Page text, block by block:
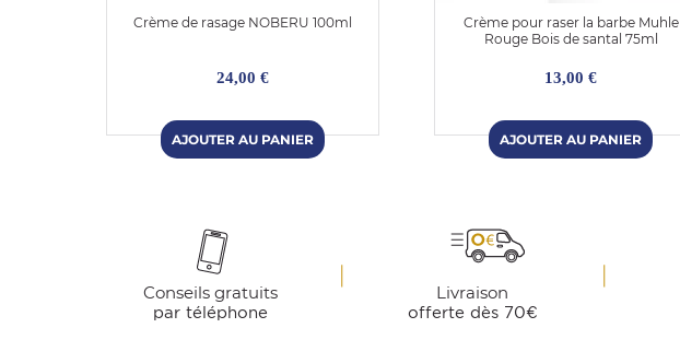
Crème de rasage NOBERU 100ml
24,00 €
Crème pour raser la barbe Muhle
Rouge Bois de santal 75ml
13,00 €
Conseils gratuits
par téléphone
Livraison
offerte dès 70€